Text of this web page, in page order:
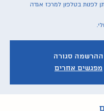
לפנות בטלפון למרכז אגדה
ההרשמה סגורה
מפגשים אחרים